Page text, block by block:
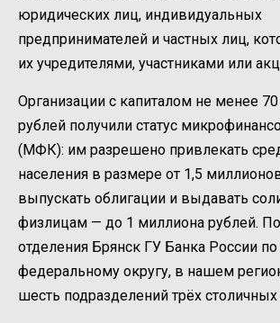
юридических лиц, индивидуальных
предпринимателей и частных лиц,
их учредителями, участниками или
Организации с капиталом не менее
рублей получили статус
(МФК): им разрешено привлекать
населения в размере от 1,5
выпускать облигации и выдавать
физлицам — до 1 миллиона рублей.
отделения Брянск ГУ Банка России
федеральному округу, в нашем
шесть подразделений трёх